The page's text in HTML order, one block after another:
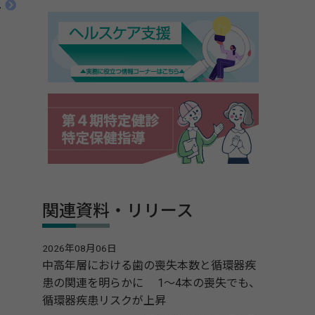
関連資料・リリース
2026年08月06日
中高年層における歯の喪失本数と循環器疾
患の関連を明らかに 1～4本の喪失でも、
循環器疾患リスクが上昇